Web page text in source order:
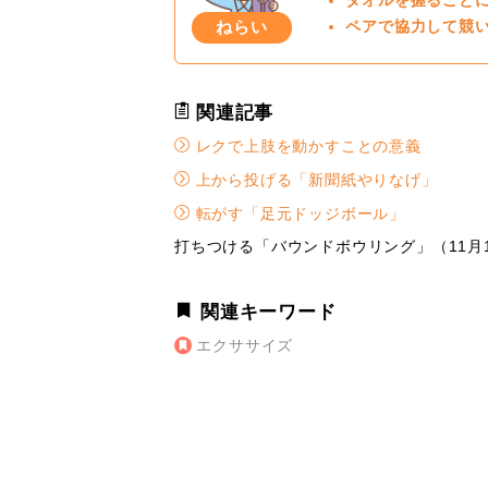
ねらい
ペアで協力して競
関連記事
レクで上肢を動かすことの意義
上から投げる「新聞紙やりなげ」
転がす「足元ドッジボール」
打ちつける「バウンドボウリング」（11
関連キーワード
エクササイズ